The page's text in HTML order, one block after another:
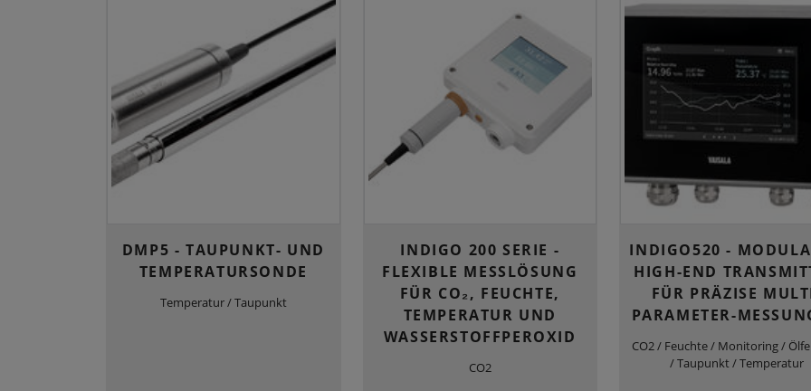
DMP5 - TAUPUNKT- UND
TEMPERATURSONDE
Temperatur / Taupunkt
INDIGO 200 SERIE -
FLEXIBLE MESSLÖSUNG
FÜR CO₂, FEUCHTE,
TEMPERATUR UND
WASSERSTOFFPEROXID
CO2
INDIGO520 -
HIGH-END
FÜR PRÄZISE
PARAMETER-
CO2 / Feuchte / Monitoring /
/ Taupunkt / Temperatur